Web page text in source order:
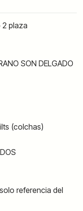
2 plaza
SON DELGADO
(colchas)
referencia del